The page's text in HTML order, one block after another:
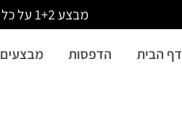
מבצע 1+2 על כל הקנבסים !!! / משלוחים חינם מעל ₪300
דף הבית הדפסות מבצעים